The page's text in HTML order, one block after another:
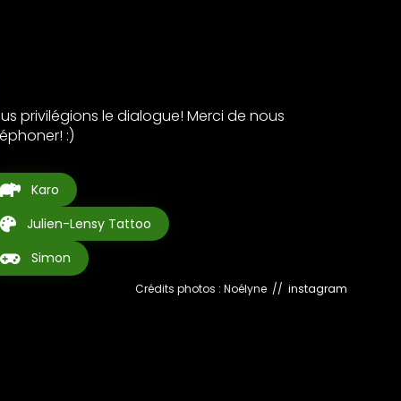
privilégions le dialogue! Merci de nous
:)
Karo
Julien-Lensy Tattoo
Simon
Crédits photos : Noélyne // instagram